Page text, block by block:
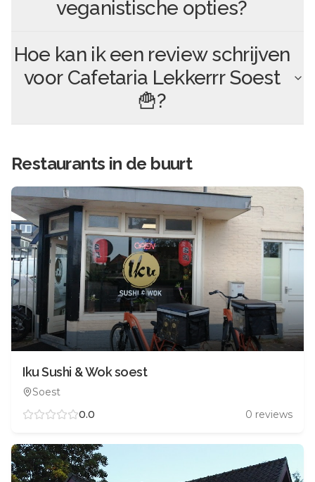
veganistische opties?
Hoe kan ik een review schrijven
voor Cafetaria Lekkerrr Soest
🍟?
Restaurants in de buurt
Iku Sushi & Wok soest
Soest
0.0
0 reviews